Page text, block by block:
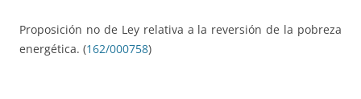
Proposición no de Ley relativa a la reversión de la pobreza
energética. (162/000758)